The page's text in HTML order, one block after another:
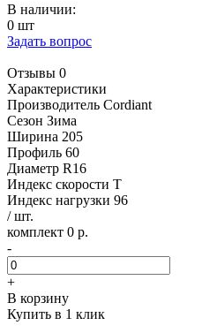
В наличии:
0 шт
Задать вопрос
Отзывы 0
Характеристики
Производитель Cordiant
Сезон Зима
Ширина 205
Профиль 60
Диаметр R16
Индекс скорости T
Индекс нагрузки 96
/ шт.
комплект 0 р.
-
+
В корзину
Купить в 1 клик